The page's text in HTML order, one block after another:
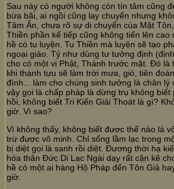
Sau này có người không còn tín tâm cũng
bừa bãi, ai ngồi cũng lay chuyển nhưng
Tâm Ấn, chưa rõ sự di chuyển của Mật
Thiền phần kế tiếp cũng không tiến lên cao
hề có tu luyện. Tu Thiền mà luyện sẽ tạo
ngoại giáo. Tỷ như dùng tư tưởng định
cho có một vị Phật, Thánh trước mặt. Đó là
khi thành tựu sẽ làm trời mưa, gió, tiên
đình... làm cho chúng sinh tưởng là chân lý
vậy gọi là chấp pháp là dừng trụ không biết
hồi, không biết Tri Kiến Giải Thoát là gì?
giờ. Vì sao?
Vì không thấy, không biết được thế nào là
trừ được vô minh. Chỉ sống lầm lạc trong
bị diệt gọi là sanh rồi diệt. Đương thời hạ
hóa thân Đức Di Lạc Ngài dạy rất cặn kẽ
hề có một ai hàng Hộ Pháp đến Tôn Giả
giờ.